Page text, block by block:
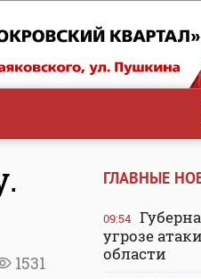
1531
ГЛАВНЫЕ
09:54
угрозе
области